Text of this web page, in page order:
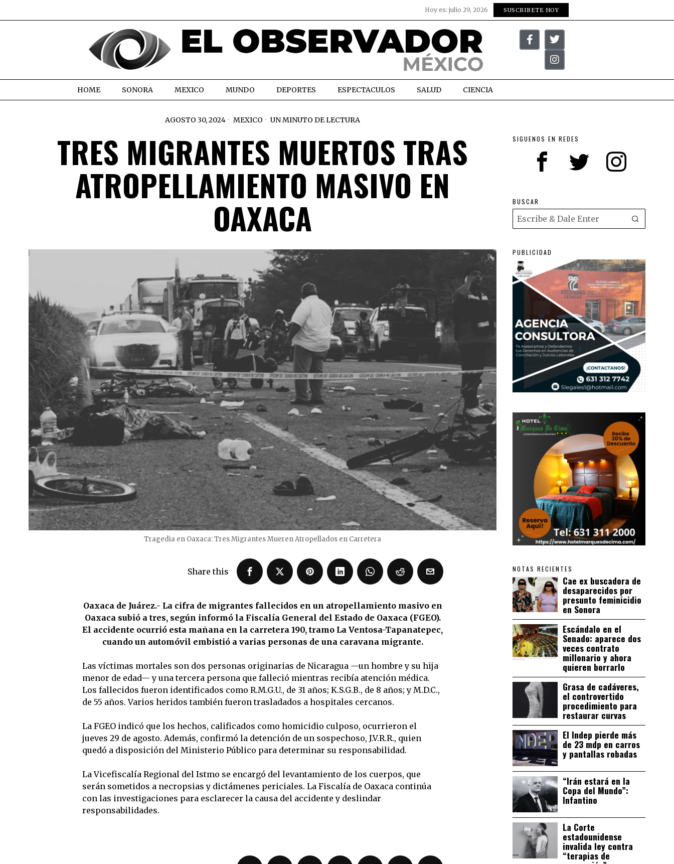
Hoy es: julio 29, 2026 SUSCRIBETE HOY
HOME SONORA MEXICO MUNDO DEPORTES ESPECTACULOS SALUD CIENCIA
AGOSTO 30, 2024 MEXICO UN MINUTO DE LECTURA
TRES MIGRANTES MUERTOS TRAS
ATROPELLAMIENTO MASIVO EN
OAXACA
Tragedia en Oaxaca: Tres Migrantes Mueren Atropellados en Carretera
Share this
Oaxaca de Juárez.- La cifra de migrantes fallecidos en un atropellamiento masivo en
Oaxaca subió a tres, según informó la Fiscalía General del Estado de Oaxaca (FGEO).
El accidente ocurrió esta mañana en la carretera 190, tramo La Ventosa-Tapanatepec,
cuando un automóvil embistió a varias personas de una caravana migrante.
Las víctimas mortales son dos personas originarias de Nicaragua —un hombre y su hija
menor de edad— y una tercera persona que falleció mientras recibía atención médica.
Los fallecidos fueron identificados como R.M.G.U., de 31 años; K.S.G.B., de 8 años; y M.D.C.,
de 55 años. Varios heridos también fueron trasladados a hospitales cercanos.
La FGEO indicó que los hechos, calificados como homicidio culposo, ocurrieron el
jueves 29 de agosto. Además, confirmó la detención de un sospechoso, J.V.R.R., quien
quedó a disposición del Ministerio Público para determinar su responsabilidad.
La Vicefiscalía Regional del Istmo se encargó del levantamiento de los cuerpos, que
serán sometidos a necropsias y dictámenes periciales. La Fiscalía de Oaxaca continúa
con las investigaciones para esclarecer la causa del accidente y deslindar
responsabilidades.
SIGUENOS EN REDES
BUSCAR
PUBLICIDAD
NOTAS RECIENTES
Cae ex buscadora de
desaparecidos por
presunto feminicidio
en Sonora
Escándalo en el
Senado: aparece dos
veces contrato
millonario y ahora
quieren borrarlo
Grasa de cadáveres,
el controvertido
procedimiento para
restaurar curvas
El Indep pierde más
de 23 mdp en carros
y pantallas robadas
“Irán estará en la
Copa del Mundo”:
Infantino
La Corte
estadounidense
invalida ley contra
“terapias de